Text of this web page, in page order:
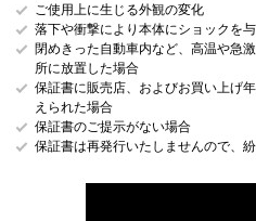
ご使用上に生じる外観の変化
落下や衝撃により本体にショックを
閉めきった自動車内など、高温や急
所に放置した場合
保証書に販売店、およびお買い上げ
えられた場合
保証書のご提示がない場合
保証書は再発行いたしませんので、